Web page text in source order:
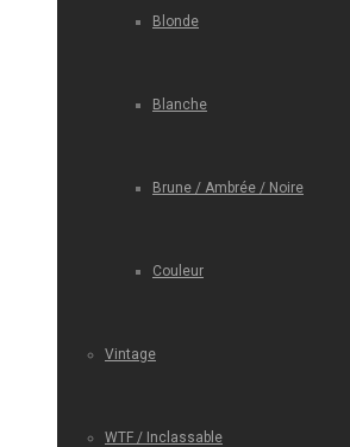
Blonde
Blanche
Brune / Ambrée / Noire
Couleur
Vintage
WTF / Inclassable